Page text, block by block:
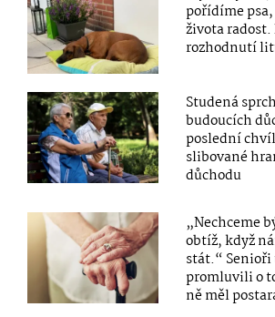
pořídíme
života radost.
rozhodnutí
Studená
budoucích
poslední
slibované
důchodu
„Nechceme
obtíž, když
stát.“
promluvili o
ně měl